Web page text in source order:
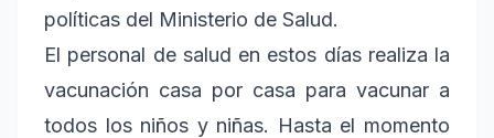
políticas del Ministerio de Salud.
El personal de salud en estos días realiza la
vacunación casa por casa para vacunar a
todos los niños y niñas. Hasta el momento